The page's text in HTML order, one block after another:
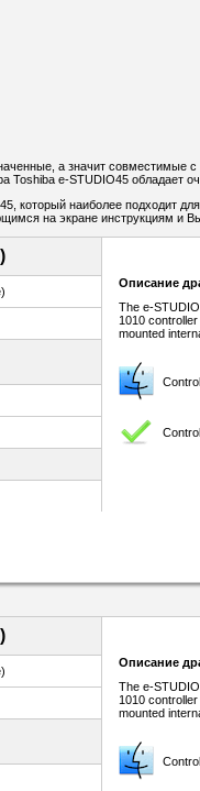
а значит совместимые
Toshiba e-STUDIO45 обладает
который наиболее подходит
на экране инструкциям и
Описание
The e-
1010
mounted
Описание
The e-
1010
mounted